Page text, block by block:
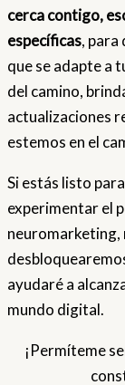
cerca contigo,
específicas,
que se adapte a
del camino,
actualizaciones
estemos en el
Si estás listo
experimentar el
neuromarketing,
ayudaré a
mundo digital.
¡Permíteme